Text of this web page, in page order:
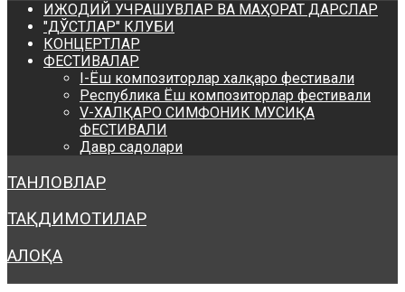
ИЖОДИЙ УЧРАШУВЛАР ВА МАҲОРАТ ДАРСЛАР
"ДЎСТЛАР" КЛУБИ
КОНЦЕРТЛАР
ФЕСТИВАЛАР
I-Ёш композиторлар халқаро фестивали
Республика Ёш композиторлар фестивали
V-ХАЛҚАРО СИМФОНИК МУСИҚА
ФЕСТИВАЛИ
Давр садолари
ТАНЛОВЛАР
ТАҚДИМОТИЛАР
АЛОҚА